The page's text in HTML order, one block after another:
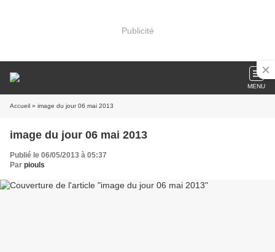
Publicité
MENU
Accueil » image du jour 06 mai 2013
image du jour 06 mai 2013
Publié le 06/05/2013 à 05:37
Par piouls